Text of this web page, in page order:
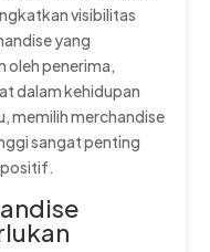
visibilitas
yang
oleh penerima,
dalam kehidupan
memilih merchandise
sangat penting